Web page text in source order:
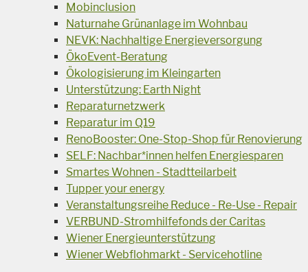
Mobinclusion
Naturnahe Grünanlage im Wohnbau
NEVK: Nachhaltige Energieversorgung
ÖkoEvent-Beratung
Ökologisierung im Kleingarten
Unterstützung: Earth Night
Reparaturnetzwerk
Reparatur im Q19
RenoBooster: One-Stop-Shop für Renovierung
SELF: Nachbar*innen helfen Energiesparen
Smartes Wohnen - Stadtteilarbeit
Tupper your energy
Veranstaltungsreihe Reduce - Re-Use - Repair
VERBUND-Stromhilfefonds der Caritas
Wiener Energieunterstützung
Wiener Webflohmarkt - Servicehotline